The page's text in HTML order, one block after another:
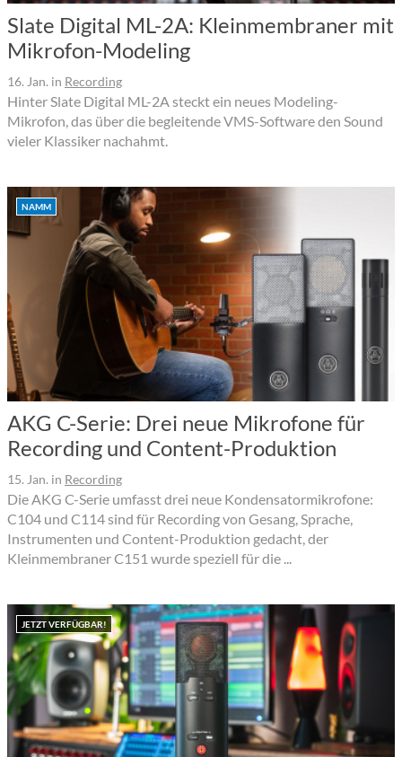
Slate Digital ML-2A: Kleinmembraner mit
Mikrofon-Modeling
16. Jan. in Recording
Hinter Slate Digital ML-2A steckt ein neues Modeling-
Mikrofon, das über die begleitende VMS-Software den Sound
vieler Klassiker nachahmt.
NAMM
AKG C-Serie: Drei neue Mikrofone für
Recording und Content-Produktion
15. Jan. in Recording
Die AKG C-Serie umfasst drei neue Kondensatormikrofone:
C104 und C114 sind für Recording von Gesang, Sprache,
Instrumenten und Content-Produktion gedacht, der
Kleinmembraner C151 wurde speziell für die ...
JETZT VERFÜGBAR!